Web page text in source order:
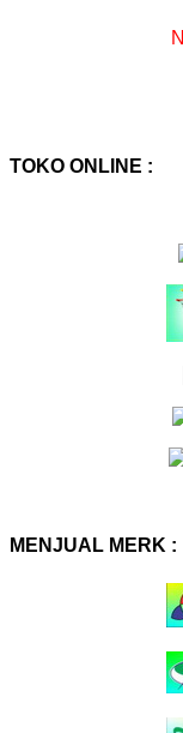
TOKO ONLINE :
MENJUAL MERK :